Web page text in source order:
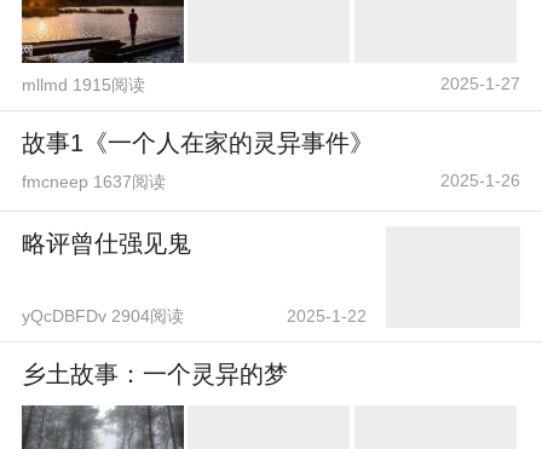
mllmd 1915阅读 2025-1-27
故事1《一个人在家的灵异事件》
fmcneep 1637阅读 2025-1-26
略评曾仕强见鬼
yQcDBFDv 2904阅读 2025-1-22
乡土故事：一个灵异的梦